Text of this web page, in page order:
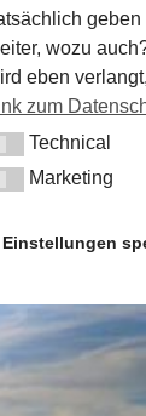
wozu
eben
zum
Technical
Marketing
Einstellungen